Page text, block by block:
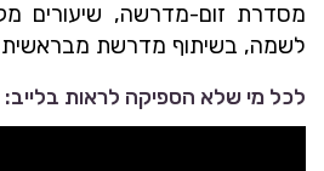
מסדרת זום-מדרשה, שיעורים
לשמה, בשיתוף מדרשת
לכל מי שלא הספיקה לראות בלייב: